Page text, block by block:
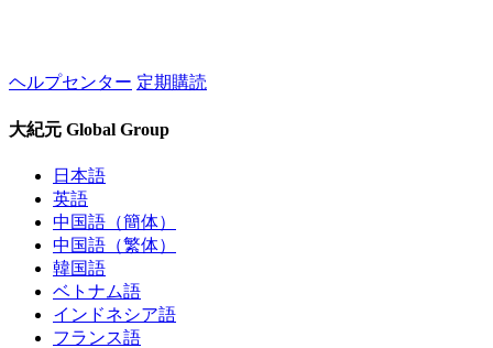
ヘルプセンター 定期購読
大紀元 Global Group
日本語
英語
中国語（簡体）
中国語（繁体）
韓国語
ベトナム語
インドネシア語
フランス語